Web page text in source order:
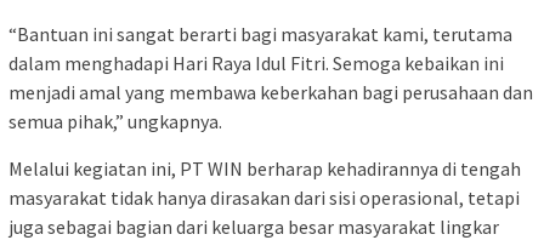
“Bantuan ini sangat berarti bagi masyarakat kami, terutama
dalam menghadapi Hari Raya Idul Fitri. Semoga kebaikan ini
menjadi amal yang membawa keberkahan bagi perusahaan dan
semua pihak,” ungkapnya.
Melalui kegiatan ini, PT WIN berharap kehadirannya di tengah
masyarakat tidak hanya dirasakan dari sisi operasional, tetapi
juga sebagai bagian dari keluarga besar masyarakat lingkar